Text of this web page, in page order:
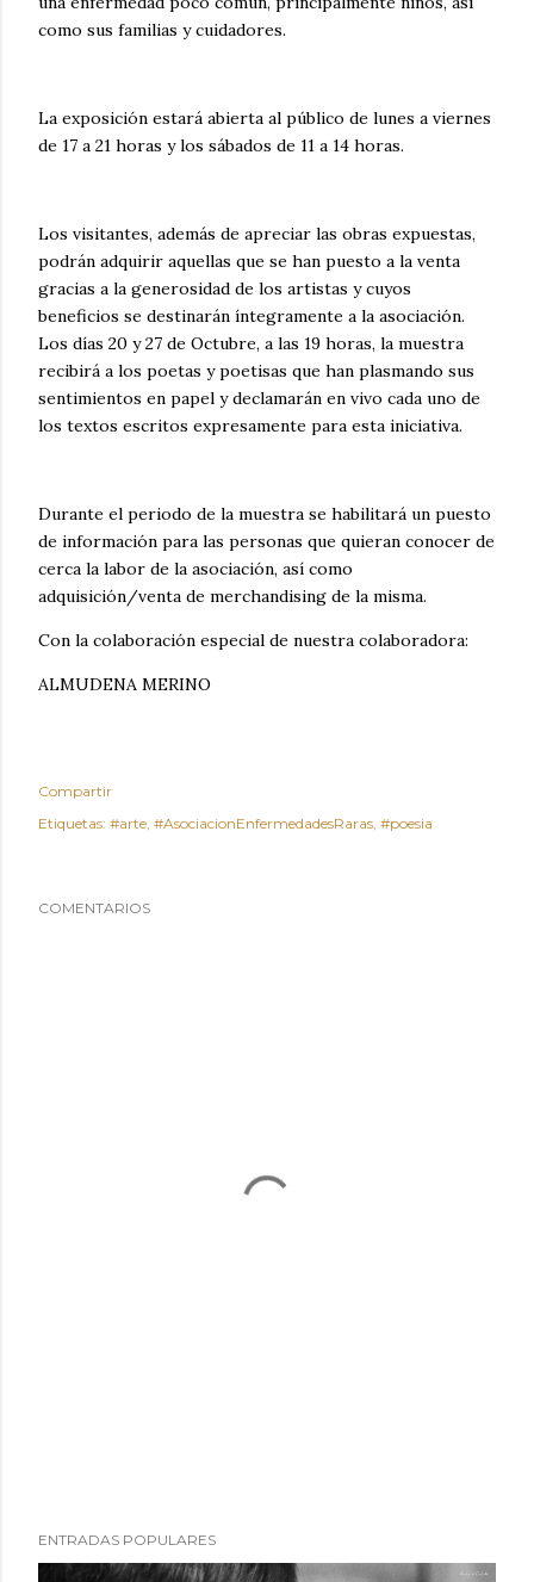
como sus familias y cuidadores.
La exposición estará abierta al público de lunes a viernes
de 17 a 21 horas y los sábados de 11 a 14 horas.
Los visitantes, además de apreciar las obras expuestas,
podrán adquirir aquellas que se han puesto a la venta
gracias a la generosidad de los artistas y cuyos
beneficios se destinarán íntegramente a la asociación.
Los días 20 y 27 de Octubre, a las 19 horas, la muestra
recibirá a los poetas y poetisas que han plasmando sus
sentimientos en papel y declamarán en vivo cada uno de
los textos escritos expresamente para esta iniciativa.
Durante el periodo de la muestra se habilitará un puesto
de información para las personas que quieran conocer de
cerca la labor de la asociación, así como
adquisición/venta de merchandising de la misma.
Con la colaboración especial de nuestra colaboradora:
ALMUDENA MERINO
Compartir
Etiquetas: #arte #AsociacionEnfermedadesRaras #poesia
COMENTARIOS
ENTRADAS POPULARES